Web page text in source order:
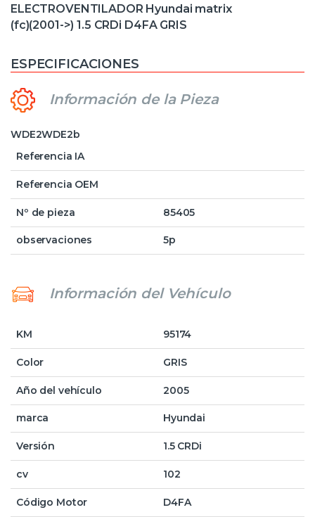
ELECTROVENTILADOR Hyundai matrix
(fc)(2001->) 1.5 CRDi D4FA GRIS
ESPECIFICACIONES
Información de la Pieza
WDE2WDE2b
Referencia IA
Referencia OEM
Nº de pieza 85405
observaciones 5p
Información del Vehículo
KM 95174
Color GRIS
Año del vehículo 2005
marca Hyundai
Versión 1.5 CRDi
cv 102
Código Motor D4FA